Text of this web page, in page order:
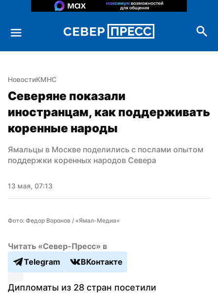
НовостиКМНС
Северяне показали
иностранцам, как поддерживать
коренные народы
Ямальцы в Москве поделились с послами опытом
поддержки коренных народов Севера
13 мая, 07:13
Фото: Федор Воронов / «Ямал-Медиа»
Читать «Север-Пресс» в
Telegram
ВКонтакте
Дипломаты из 28 стран посетили